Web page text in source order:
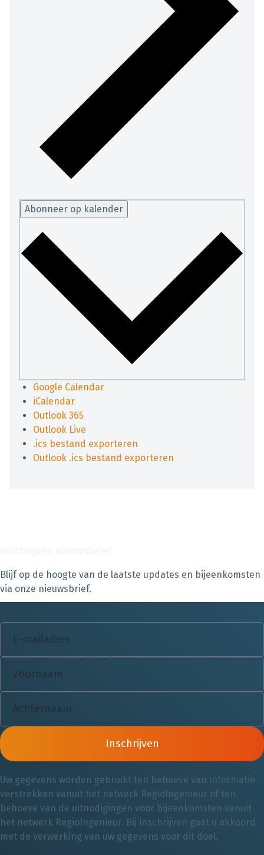
Abonneer op kalender
Google Calendar
iCalendar
Outlook 365
Outlook Live
.ics bestand exporteren
Outlook .ics bestand exporteren
Blijf op de hoogte van de laatste updates en bijeenkomsten
via onze nieuwsbrief.
Inschrijven
Uw gegevens worden gebruikt ten behoeve van informatie
verstrekken vanuit het netwerk RegioIngenieur of ten
behoeve van de uitnodigingen voor bijeenkomsten vanuit
het netwerk RegioIngenieur. Bij inschrijven gaat u akkoord
met de verwerking van uw gegevens voor dit doel.